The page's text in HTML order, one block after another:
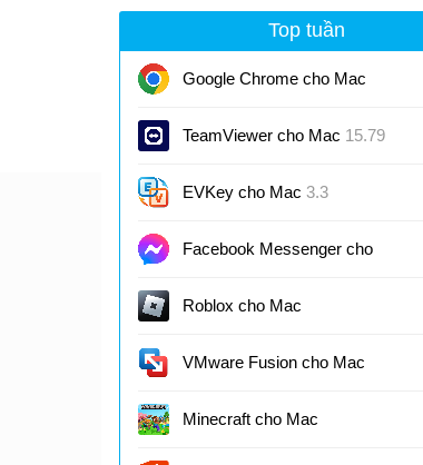
Top tuần
Google Chrome cho Mac
151
TeamViewer cho Mac 15.79
EVKey cho Mac 3.3
Facebook Messenger cho
Mac
Roblox cho Mac
VMware Fusion cho Mac
13.6
Minecraft cho Mac